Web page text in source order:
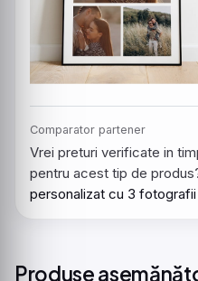
Comparator partener
Vrei preturi verificate in
pentru acest tip de
personalizat cu 3 fotografii
Produse